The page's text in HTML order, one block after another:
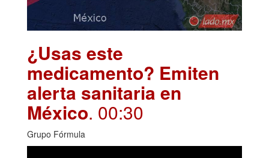
¿Usas este
medicamento? Emiten
alerta sanitaria en
México. 00:30
Grupo Fórmula